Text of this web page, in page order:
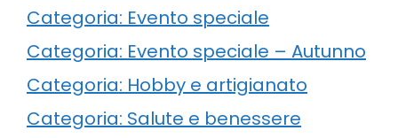
Categoria: Evento speciale
Categoria: Evento speciale – Autunno
Categoria: Hobby e artigianato
Categoria: Salute e benessere